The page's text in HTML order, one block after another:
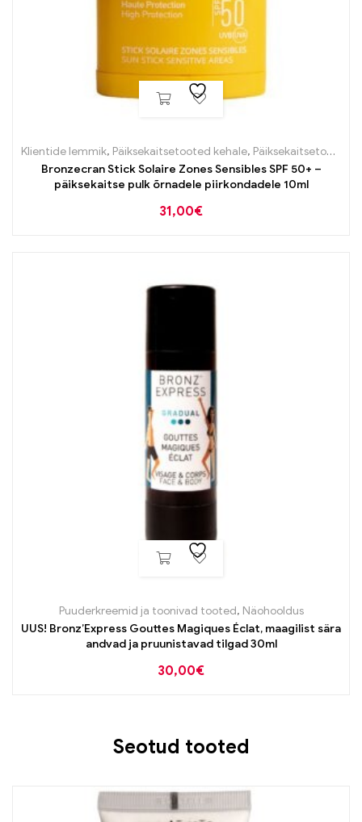
Klientide lemmik, Päiksekaitsetooted kehale, Päiksekaitsetooted näole
Bronzecran Stick Solaire Zones Sensibles SPF 50+ –
päiksekaitse pulk õrnadele piirkondadele 10ml
31,00€
Puuderkreemid ja toonivad tooted, Näohooldus
UUS! Bronz’Express Gouttes Magiques Éclat, maagilist sära
andvad ja pruunistavad tilgad 30ml
30,00€
Seotud tooted